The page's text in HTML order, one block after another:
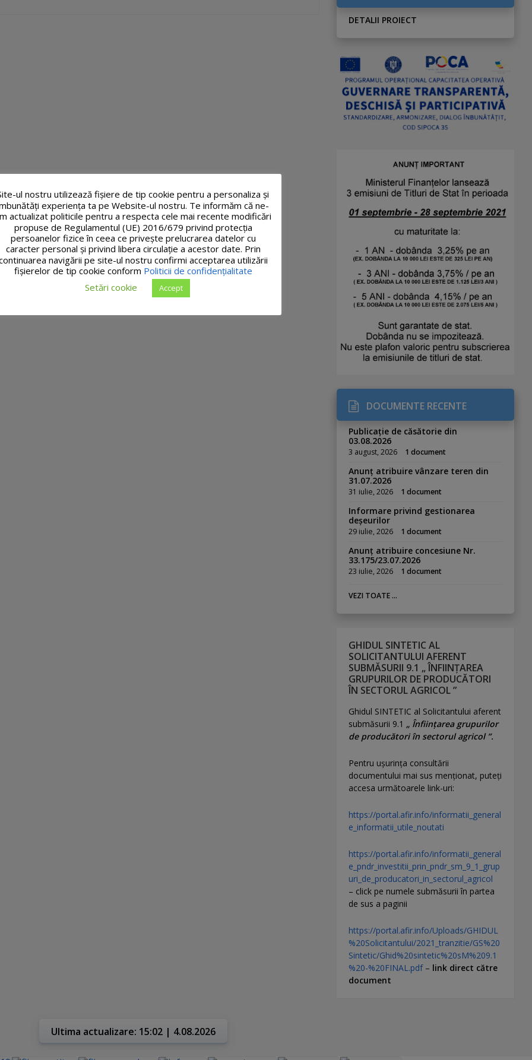
DETALII PROIECT
DOCUMENTE RECENTE
Publicație de căsătorie din
03.08.2026
3 august, 2026 1 document
Anunț atribuire vânzare teren din
31.07.2026
31 iulie, 2026 1 document
Informare privind gestionarea
deșeurilor
29 iulie, 2026 1 document
Anunț atribuire concesiune Nr.
33.175/23.07.2026
23 iulie, 2026 1 document
VEZI TOATE ...
GHIDUL SINTETIC AL
SOLICITANTULUI AFERENT
SUBMĂSURII 9.1 „ ÎNFIINȚAREA
GRUPURILOR DE PRODUCĂTORI
ÎN SECTORUL AGRICOL ”
Ghidul SINTETIC al Solicitantului aferent
submăsurii 9.1 „ Înființarea grupurilor
de producători în sectorul agricol ”.
Pentru uşurinţa consultării
documentului mai sus menţionat, puteţi
accesa următoarele link-uri:
https://portal.afir.info/informatii_general
e_informatii_utile_noutati
https://portal.afir.info/informatii_general
e_pndr_investitii_prin_pndr_sm_9_1_grup
uri_de_producatori_in_sectorul_agricol
– click pe numele submăsurii în partea
de sus a paginii
https://portal.afir.info/Uploads/GHIDUL
%20Solicitantului/2021_tranzitie/GS%20
Sintetic/Ghid%20sintetic%20sM%209.1
%20-%20FINAL.pdf– link direct către
document
Ultima actualizare: 15:02 | 4.08.2026
ul nostru utilizează fişiere de tip cookie pentru a personaliza și
experiența ta pe Website-ul nostru. Te informăm că ne-
actualizat politicile pentru a respecta cele mai recente modificări
propuse de Regulamentul (UE) 2016/679 privind protecția
persoanelor fizice în ceea ce privește prelucrarea datelor cu
caracter personal și privind libera circulație a acestor date. Prin
navigării pe site-ul nostru confirmi acceptarea utilizării
fişierelor de tip cookie conform Politicii de confidențialitate
Setări cookie
Accept